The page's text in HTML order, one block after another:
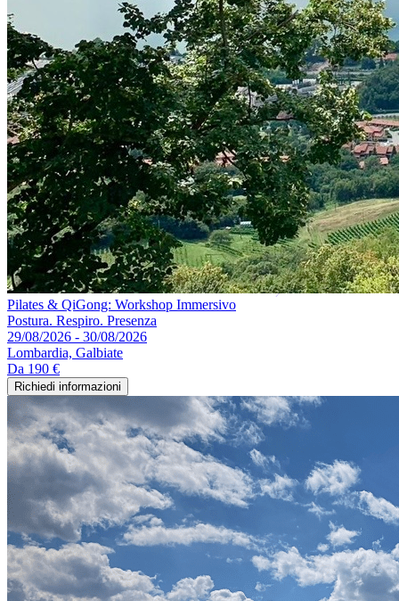
Pilates & QiGong: Workshop Immersivo
Postura. Respiro. Presenza
29/08/2026 - 30/08/2026
Lombardia, Galbiate
Da 190 €
Richiedi informazioni